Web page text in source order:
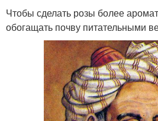
Чтобы сделать розы более
обогащать почву питательными